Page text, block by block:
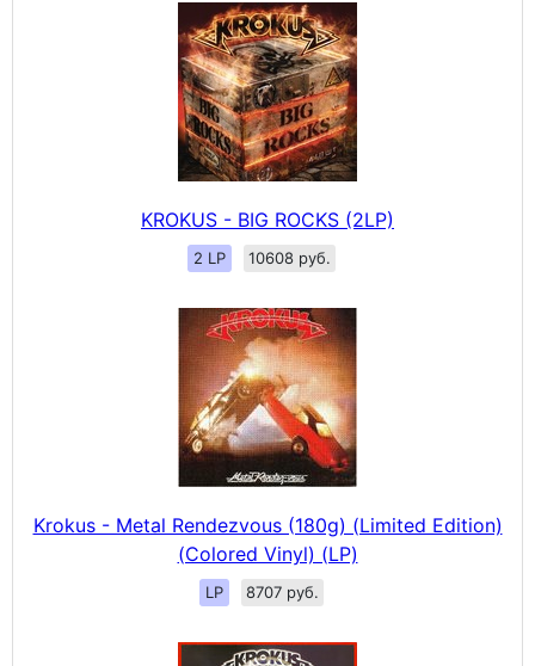
KROKUS - BIG ROCKS (2LP)
2 LP 10608 руб.
Krokus - Metal Rendezvous (180g) (Limited Edition)
(Colored Vinyl) (LP)
LP 8707 руб.